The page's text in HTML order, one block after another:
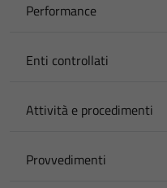
Performance
Enti controllati
Attività e procedimenti
Provvedimenti